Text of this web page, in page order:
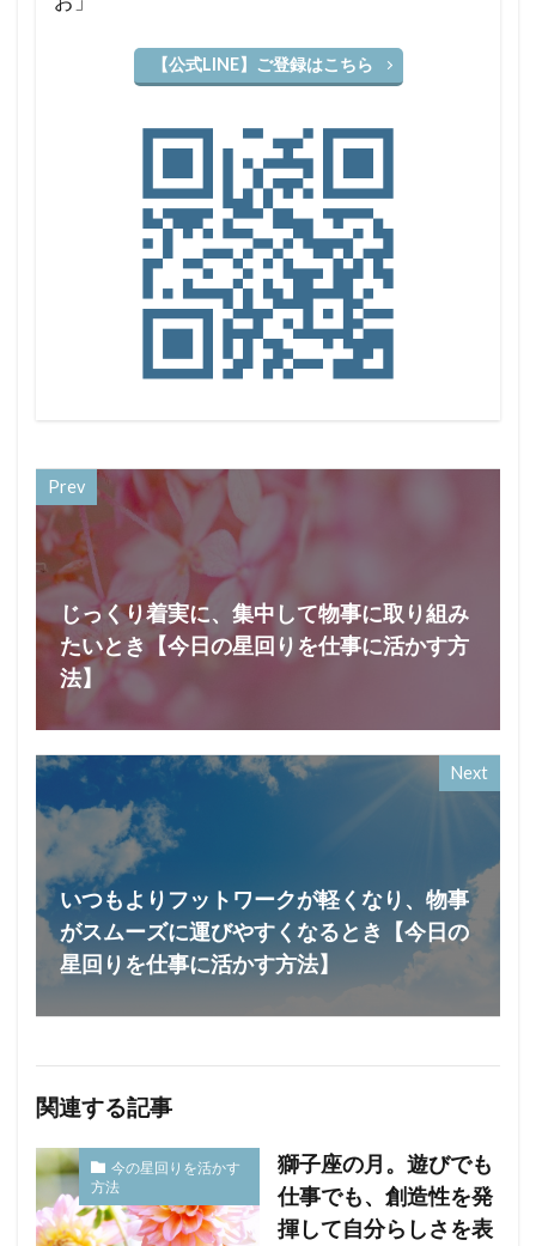
【公式LINE】ご登録はこちら
Prev
じっくり着実に、集中して物事に取り組み
たいとき【今日の星回りを仕事に活かす方
法】
Next
いつもよりフットワークが軽くなり、物事
がスムーズに運びやすくなるとき【今日の
星回りを仕事に活かす方法】
関連する記事
今の星回りを活かす
方法
獅子座の月。遊びでも
仕事でも、創造性を発
揮して自分らしさを表